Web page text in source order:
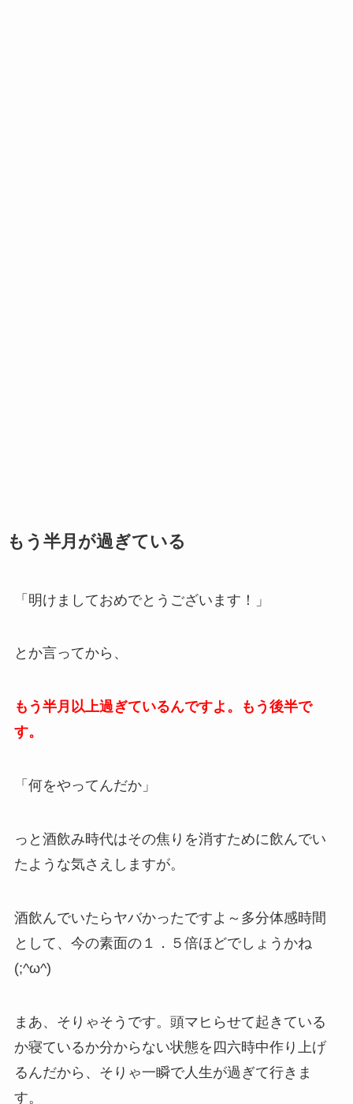
もう半月が過ぎている
「明けましておめでとうございます！」
とか言ってから、
もう半月以上過ぎているんですよ。もう後半で
す。
「何をやってんだか」
っと酒飲み時代はその焦りを消すために飲んでい
たような気さえしますが。
酒飲んでいたらヤバかったですよ～多分体感時間
として、今の素面の１．５倍ほどでしょうかね
(;^ω^)
まあ、そりゃそうです。頭マヒらせて起きている
か寝ているか分からない状態を四六時中作り上げ
るんだから、そりゃ一瞬で人生が過ぎて行きま
す。